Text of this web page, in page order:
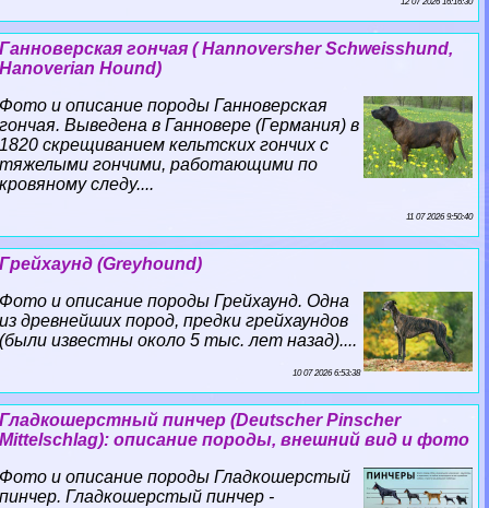
12 07 2026 16:16:30
Ганноверская гончая ( Hannoversher Schweisshund,
Hanoverian Hound)
Фото и описание породы Ганноверская
гончая. Выведена в Ганновере (Германия) в
1820 скрещиванием кельтских гончих с
тяжелыми гончими, работающими по
кровяному следу....
11 07 2026 9:50:40
Грейхаунд (Greyhound)
Фото и описание породы Грейхаунд. Одна
из древнейших пород, предки грейхаундов
(были известны около 5 тыс. лет назад)....
10 07 2026 6:53:38
Гладкошерстный пинчер (Deutscher Pinscher
Mittelschlag): описание породы, внешний вид и фото
Фото и описание породы Гладкошерстый
пинчер. Гладкошерстый пинчер -